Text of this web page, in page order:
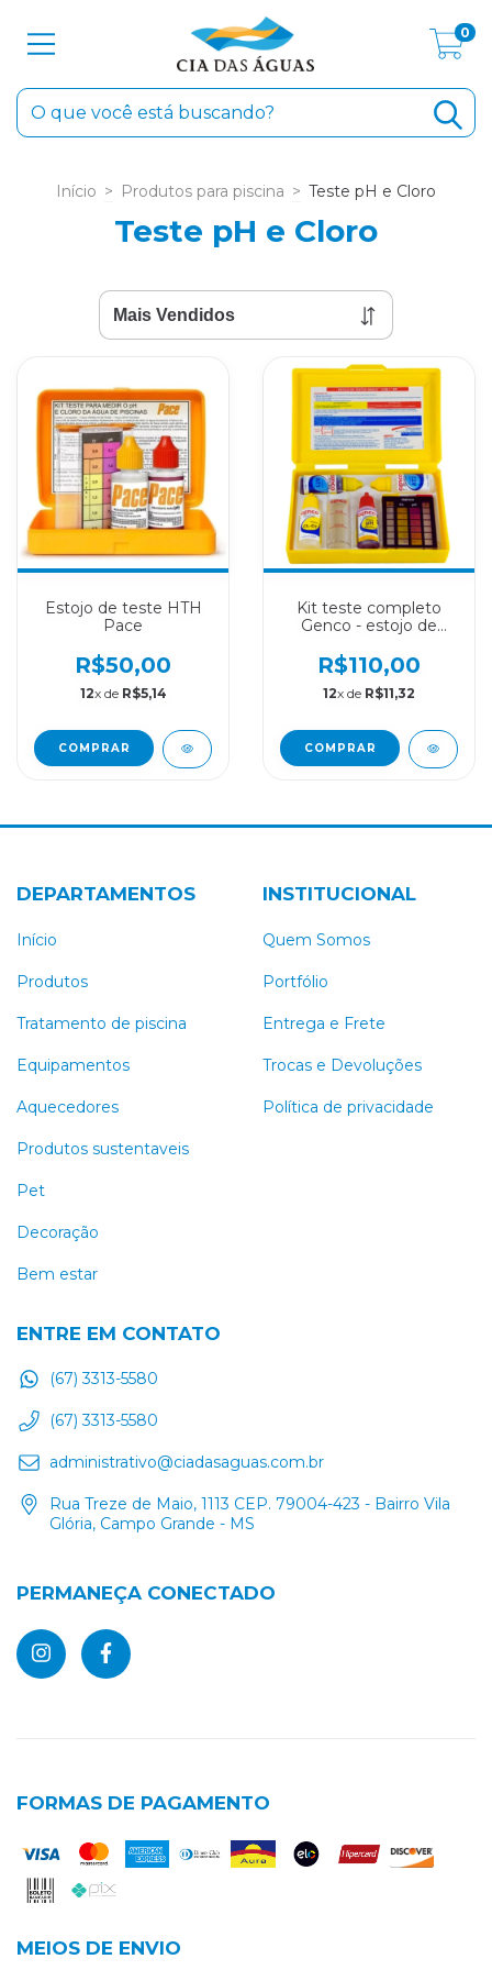
0
Início > Produtos para piscina > Teste pH e Cloro
Teste pH e Cloro
Estojo de teste HTH
Pace
R$50,00
12x de R$5,14
Kit teste completo
Genco - estojo de
R$110,00
12x de R$11,32
DEPARTAMENTOS
Início
Produtos
Tratamento de piscina
Equipamentos
Aquecedores
Produtos sustentaveis
Pet
Decoração
Bem estar
INSTITUCIONAL
Quem Somos
Portfólio
Entrega e Frete
Trocas e Devoluções
Política de privacidade
ENTRE EM CONTATO
(67) 3313-5580
(67) 3313-5580
administrativo@ciadasaguas.com.br
Rua Treze de Maio, 1113 CEP. 79004-423 - Bairro Vila
Glória, Campo Grande - MS
PERMANEÇA CONECTADO
FORMAS DE PAGAMENTO
MEIOS DE ENVIO